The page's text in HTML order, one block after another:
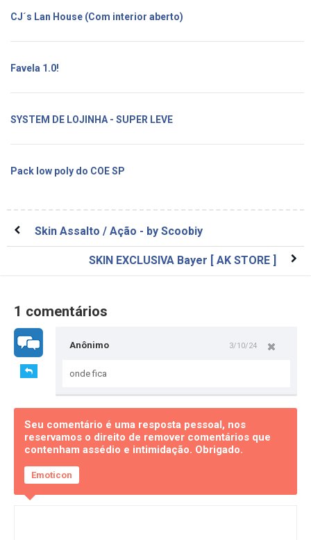
CJ´s Lan House (Com interior aberto)
Favela 1.0!
SYSTEM DE LOJINHA - SUPER LEVE
Pack low poly do COE SP
Skin Assalto / Ação - by Scoobiy
SKIN EXCLUSIVA Bayer [ AK STORE ]
1 comentários
Anônimo 3/10/24
onde fica
Seu comentário é uma resposta pessoal, nos
reservamos o direito de remover comentários que
contenham assédio e intimidação. Obrigado.
Emoticon